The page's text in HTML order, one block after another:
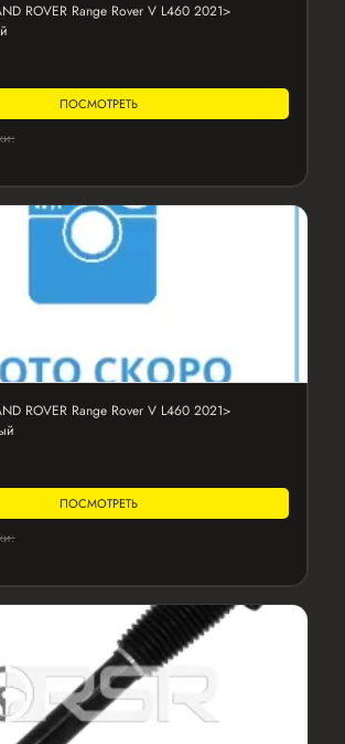
ROVER Range Rover V L460 2021>
ПОСМОТРЕТЬ
ROVER Range Rover V L460 2021>
ПОСМОТРЕТЬ